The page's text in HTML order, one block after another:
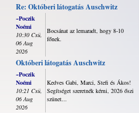
Re: Októberi látogatás Auschwitz
~Poczik
Noémi
10:30 Csü,
06 Aug
2026
Bocsánat az lemaradt, hogy 8-10
főnek.
Októberi látogatás Auschwitz
~Poczik
Noémi
10:21 Csü,
06 Aug
2026
Kedves Gabi, Marci, Stefi és Ákos!
Segítséget szeretnék kérni, 2026 őszi
szünet...